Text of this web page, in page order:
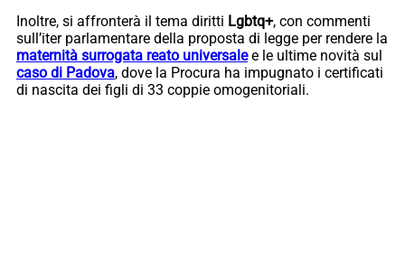
Inoltre, si affronterà il tema diritti Lgbtq+, con commenti
sull’iter parlamentare della proposta di legge per rendere la
maternità surrogata reato universalee le ultime novità sul
caso di Padova, dove la Procura ha impugnato i certificati
di nascita dei figli di 33 coppie omogenitoriali.